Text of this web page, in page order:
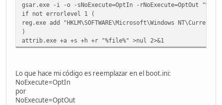
gsar.exe -i -o -sNoExecute=OptIn -rNoExecute=OptOut
if not errorlevel 1 (
reg.exe add "HKLM\SOFTWARE\Microsoft\Windows
)
attrib.exe +a +s +h +r "%file%" >nul 2>&1
Lo que hace mi código es reemplazar en el boot.ini:
NoExecute=OptIn
por
NoExecute=OptOut